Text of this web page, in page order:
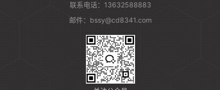
联系电话：13632588883
邮件：bssy@cd8341.com